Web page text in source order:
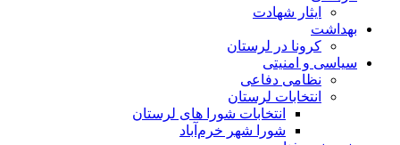
ایثار شهادت
بهداشت
کرونا در لرستان
سیاسی و امنیتی
نظامی دفاعی
انتخابات لرستان
انتخابات شورا های لرستان
شورا شهر خرم‌آباد